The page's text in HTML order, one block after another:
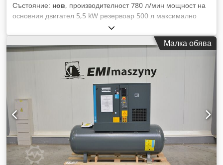
Състояние: нов, производителност 780 л/мин мощност на
основния двигател 5,5 kW резервоар 500 л максимално
работно налягане 10,0 атм Dcedpfx Aezpxv Tsmhek
вграден охладител електронно регулиране на работните
параметри на компресора отговаря на стандартите CE
Малка обява